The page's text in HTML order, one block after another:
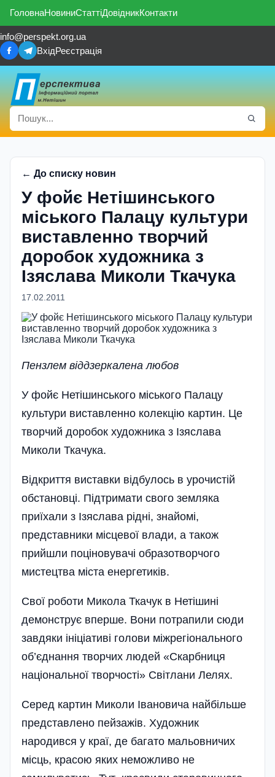
ГоловнаНовиниСтаттіДовідникКонтакти
info@perspekt.org.ua
ВхідРеєстрація
← До списку новин
У фойє Нетішинського
міського Палацу культури
виставленно творчий
доробок художника з
Ізяслава Миколи Ткачука
17.02.2011
Пензлем віддзеркалена любов
У фойє Нетішинського міського Палацу
культури виставленно колекцію картин. Це
творчий доробок художника з Ізяслава
Миколи Ткачука.
Відкриття виставки відбулось в урочистій
обстановці. Підтримати свого земляка
приїхали з Ізяслава рідні, знайомі,
представники місцевої влади, а також
прийшли поціновувачі образотворчого
мистецтва міста енергетиків.
Свої роботи Микола Ткачук в Нетішині
демонструє вперше. Вони потрапили сюди
завдяки ініціативі голови міжрегіонального
об’єднання творчих людей «Скарбниця
національної творчості» Світлани Лелях.
Серед картин Миколи Івановича найбільше
представлено пейзажів. Художник
народився у краї, де багато мальовничих
місць, красою яких неможливо не